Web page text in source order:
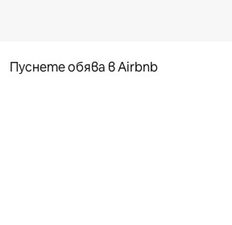
Пуснете обява в Airbnb